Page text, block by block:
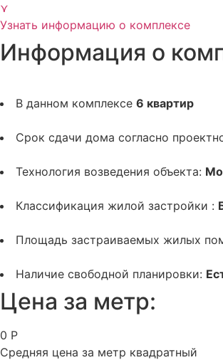
⋎
Узнать информацию о комплексе
Информация о
В данном комплексе 6 квартир
Срок сдачи дома согласно
Технология возведения объекта:
Классификация жилой застройки :
Площадь застраиваемых жилых
Наличие свободной планировки:
Цена за метр:
0 Р
Средняя цена за метр квадратный